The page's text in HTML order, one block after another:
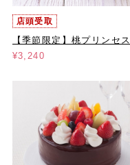
店頭受取
【季節限定】桃プリンセス
¥3,240